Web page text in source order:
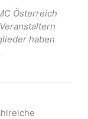
Österreich
haben